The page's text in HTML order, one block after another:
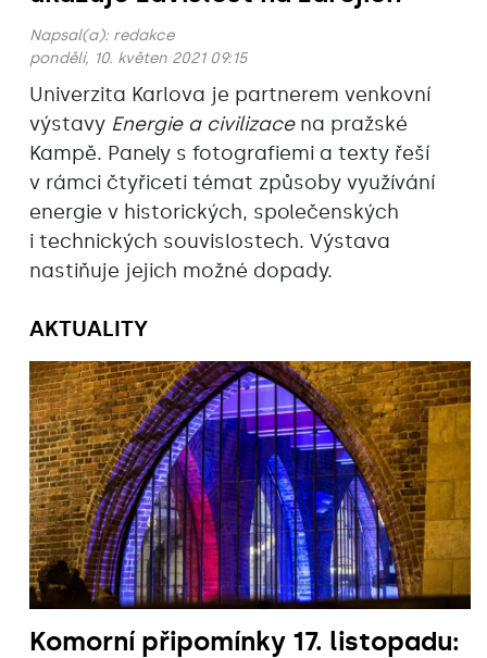
Napsal(a): redakce
pondělí, 10. květen 2021 09:15
Univerzita Karlova je partnerem venkovní
výstavy Energie a civilizacena pražské
Kampě. Panely s fotografiemi a texty řeší
v rámci čtyřiceti témat způsoby využívání
energie v historických, společenských
i technických souvislostech. Výstava
nastiňuje jejich možné dopady.
AKTUALITY
Komorní připomínky 17. listopadu: